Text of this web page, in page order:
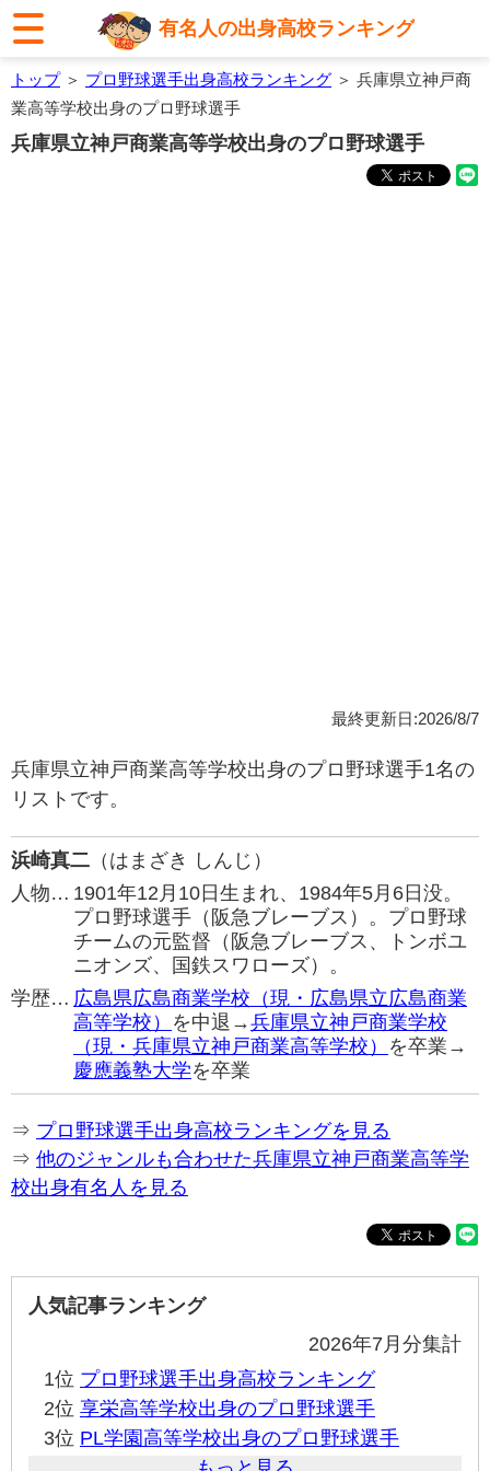
有名人の出身高校ランキング
トップ＞ プロ野球選手出身高校ランキング ＞ 兵庫県立神戸商
業高等学校出身のプロ野球選手
兵庫県立神戸商業高等学校出身のプロ野球選手
最終更新日:2026/8/7
兵庫県立神戸商業高等学校出身のプロ野球選手1名の
リストです。
浜崎真二 （はまざき しんじ）
人物… 1901年12月10日生まれ、1984年5月6日没。
プロ野球選手（阪急ブレーブス）。プロ野球
チームの元監督（阪急ブレーブス、トンボユ
ニオンズ、国鉄スワローズ）。
学歴… 広島県広島商業学校（現・広島県立広島商業
高等学校） を中退→兵庫県立神戸商業学校
（現・兵庫県立神戸商業高等学校） を卒業→
慶應義塾大学を卒業
⇒ プロ野球選手出身高校ランキングを見る
⇒ 他のジャンルも合わせた兵庫県立神戸商業高等学
校出身有名人を見る
人気記事ランキング
2026年7月分集計
1位 プロ野球選手出身高校ランキング
2位 享栄高等学校出身のプロ野球選手
3位 PL学園高等学校出身のプロ野球選手